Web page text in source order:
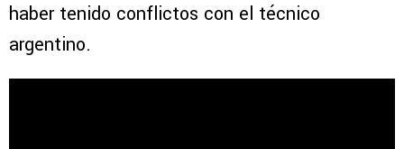
haber tenido conflictos con el técnico
argentino.